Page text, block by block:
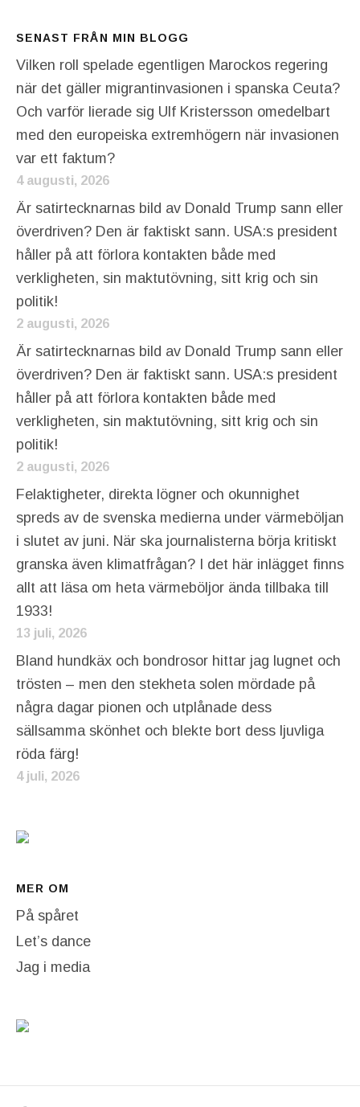
SENAST FRÅN MIN BLOGG
Vilken roll spelade egentligen Marockos regering
när det gäller migrantinvasionen i spanska Ceuta?
Och varför lierade sig Ulf Kristersson omedelbart
med den europeiska extremhögern när invasionen
var ett faktum?
4 augusti, 2026
Är satirtecknarnas bild av Donald Trump sann eller
överdriven? Den är faktiskt sann. USA:s president
håller på att förlora kontakten både med
verkligheten, sin maktutövning, sitt krig och sin
politik!
2 augusti, 2026
Är satirtecknarnas bild av Donald Trump sann eller
överdriven? Den är faktiskt sann. USA:s president
håller på att förlora kontakten både med
verkligheten, sin maktutövning, sitt krig och sin
politik!
2 augusti, 2026
Felaktigheter, direkta lögner och okunnighet
spreds av de svenska medierna under värmeböljan
i slutet av juni. När ska journalisterna börja kritiskt
granska även klimatfrågan? I det här inlägget finns
allt att läsa om heta värmeböljor ända tillbaka till
1933!
13 juli, 2026
Bland hundkäx och bondrosor hittar jag lugnet och
trösten – men den stekheta solen mördade på
några dagar pionen och utplånade dess
sällsamma skönhet och blekte bort dess ljuvliga
röda färg!
4 juli, 2026
MER OM
På spåret
Let’s dance
Jag i media